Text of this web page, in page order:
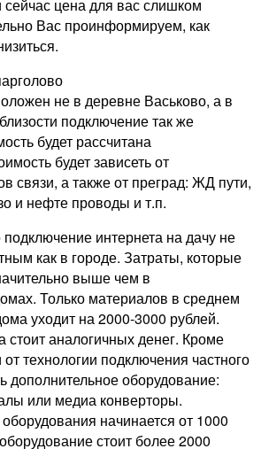
сейчас цена для вас слишком
Вас проинформируем, как
не в деревне Васьково, а в
подключение так же
будет рассчитана
будет зависеть от
связи, а также от преград: ЖД пути,
и нефте проводы и т.п.
подключение интернета на дачу не
как в городе. Затраты, которые
выше чем в
Только материалов в среднем
уходит на 2000-3000 рублей.
стоит аналогичных денег. Кроме
технологии подключения частного
дополнительное оборудование:
или медиа конверторы.
начинается от 1000
стоит более 2000